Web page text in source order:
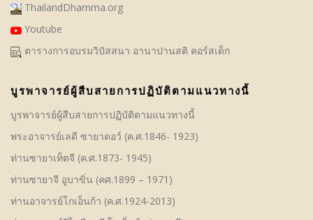
ThailandDhamma.org
Youtube
ตารางการอบรมวิปัสสนา อานาปานสติ คอร์สเด็ก
บูรพาจารย์ผู้สืบสายการปฏิบัติตามแนวทางนี้
บูรพาจารย์ผู้สืบสายการปฏิบัติตามแนวทางนี้
พระอาจารย์เลดี ซายาดอว์ (ค.ศ.1846- 1923)
ท่านซายาเท็ตจี (ค.ศ.1873- 1945)
ท่านซายาจี อูบาขิ่น (คศ.1899 – 1971)
ท่านอาจารย์โกเอ็นก้า (ค.ศ.1924-2013)